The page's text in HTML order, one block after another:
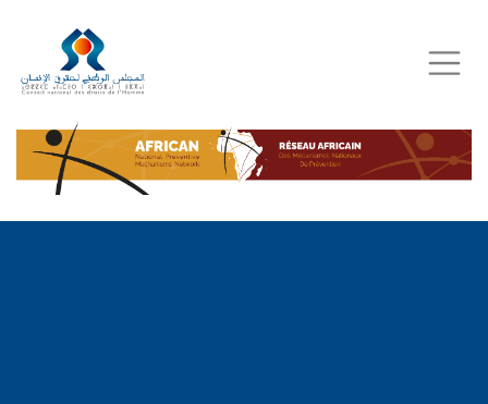
au
contenu
principal